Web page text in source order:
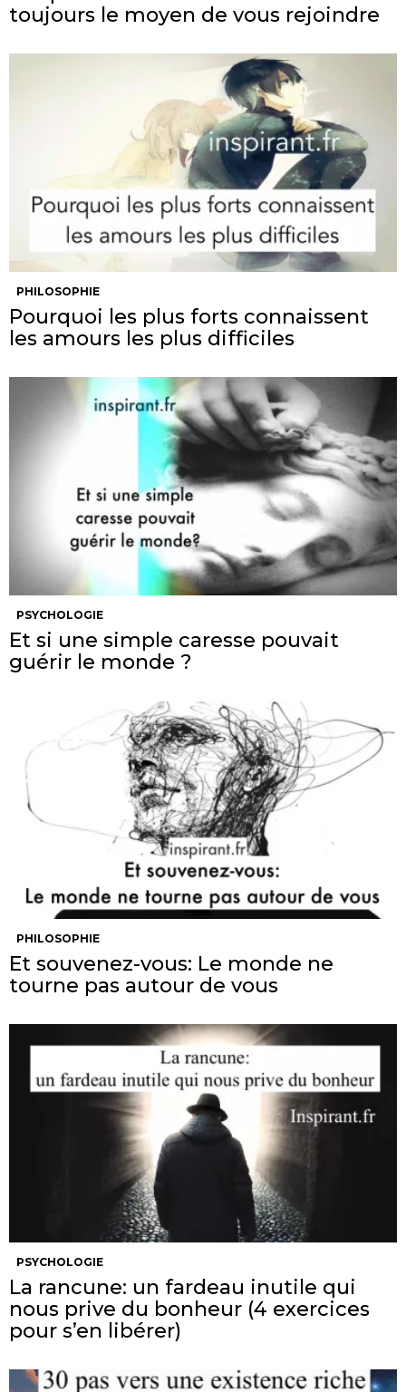
toujours le moyen de vous rejoindre
PHILOSOPHIE
Pourquoi les plus forts connaissent
les amours les plus difficiles
PSYCHOLOGIE
Et si une simple caresse pouvait
guérir le monde ?
PHILOSOPHIE
Et souvenez-vous: Le monde ne
tourne pas autour de vous
PSYCHOLOGIE
La rancune: un fardeau inutile qui
nous prive du bonheur (4 exercices
pour s’en libérer)